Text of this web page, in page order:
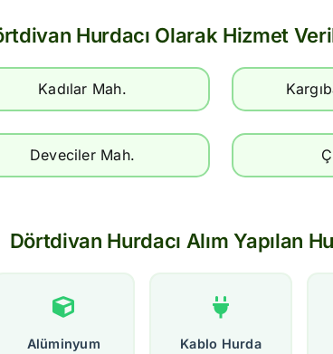
Hurdacı Olarak Hizmet
Kadılar Mah.
Deveciler Mah.
Dörtdivan Hurdacı Alım Yapılan
Alüminyum
Kablo Hurda